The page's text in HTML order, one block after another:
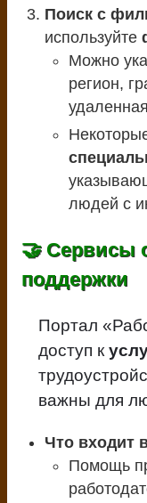
Поиск с
используйте
Можно
регион,
людей с
🤝 Сервисы
поддержки
Портал
доступ к
важны для
Что входит
Помощь